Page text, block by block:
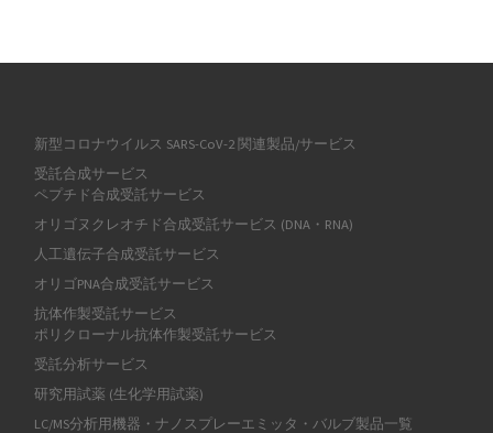
新型コロナウイルス SARS-CoV-2 関連製品/サービス
受託合成サービス
ペプチド合成受託サービス
オリゴヌクレオチド合成受託サービス (DNA・RNA)
人工遺伝子合成受託サービス
オリゴPNA合成受託サービス
抗体作製受託サービス
ポリクローナル抗体作製受託サービス
受託分析サービス
研究用試薬 (生化学用試薬)
LC/MS分析用機器・ナノスプレーエミッタ・バルブ製品一覧